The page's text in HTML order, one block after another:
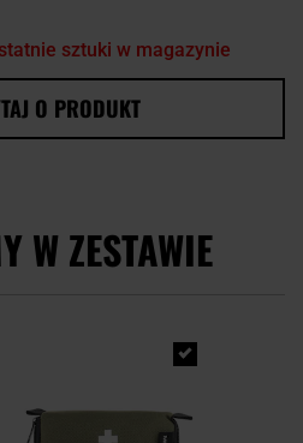
sztuki w magazynie
O PRODUKT
W ZESTAWIE